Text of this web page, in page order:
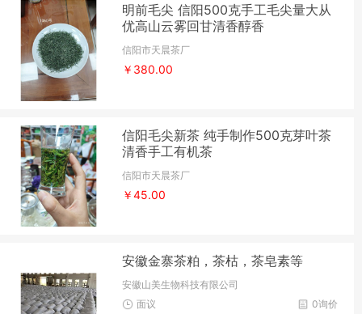
明前毛尖 信阳500克手工毛尖量大从
优高山云雾回甘清香醇香
信阳市天晨茶厂
￥380.00
信阳毛尖新茶 纯手制作500克芽叶茶
清香手工有机茶
信阳市天晨茶厂
￥45.00
安徽金寨茶粕，茶枯，茶皂素等
安徽山美生物科技有限公司
0询价
面议